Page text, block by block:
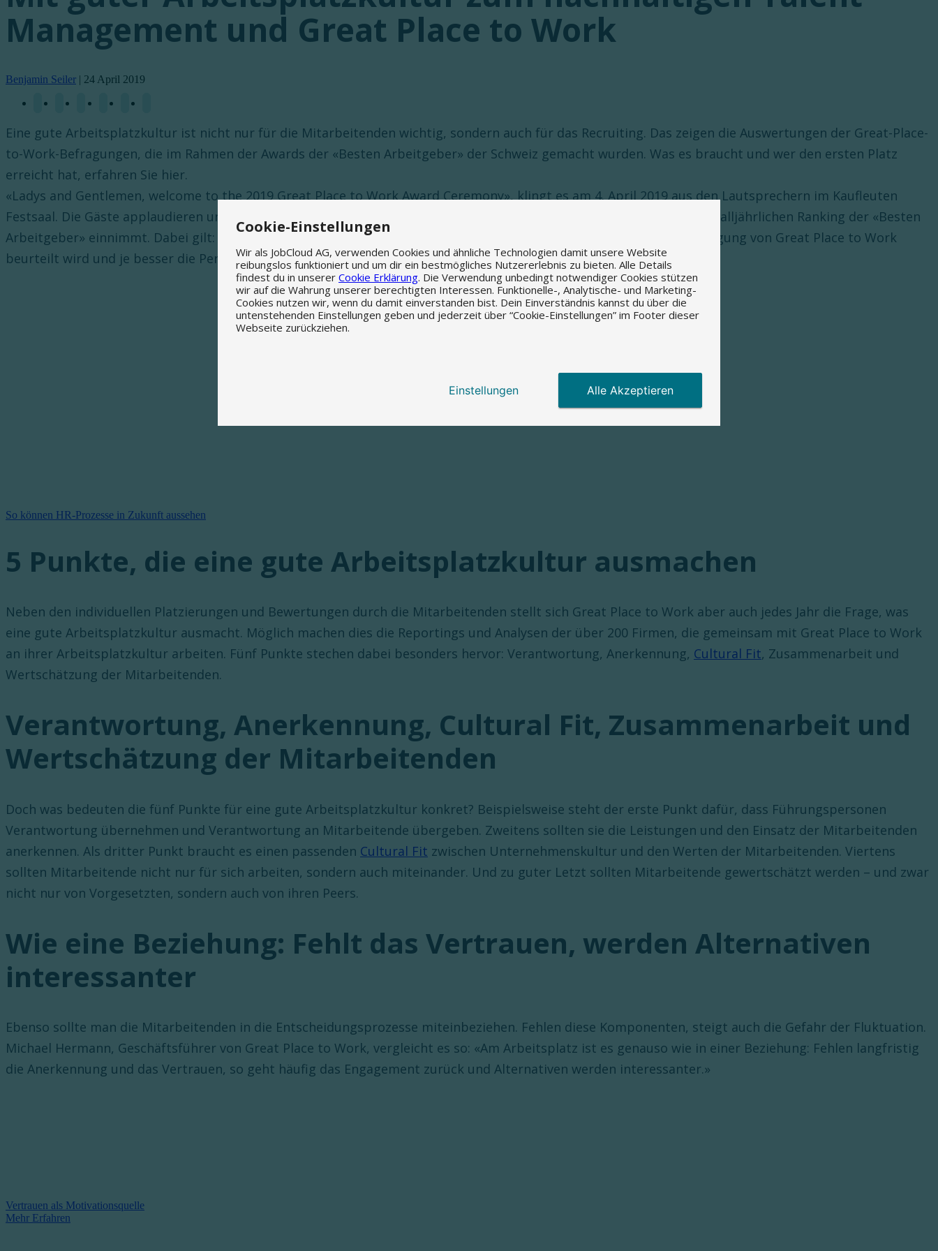
Management und Great Place to Work
Benjamin Seiler | 24 April 2019
Eine gute Arbeitsplatzkultur ist nicht nur für die Mitarbeitenden wichtig, sondern auch für das Recruiting. Das zeigen die Auswertungen der Great-Place-
to-Work-Befragungen, die im Rahmen der Awards der «Besten Arbeitgeber» der Schweiz gemacht wurden. Was es braucht und wer den ersten Platz
erreicht hat, erfahren Sie hier.
«Ladys and Gentlemen, welcome to the 2019 Great Place to Work Award Ceremony», klingt es am 4. April 2019 aus den Lautsprechern im Kaufleuten
Festsaal. Die Gäste applaudieren und warten gespannt, welches der nominierten Unternehmen den ersten Platz beim alljährlichen Ranking der «Besten
Arbeitgeber» einnimmt. Dabei gilt: Je besser die Arbeitsplatzkultur durch die Mitarbeitenden bei der anonymen Befragung von Great Place to Work
beurteilt wird und je besser die Personalprozesse sind, desto besser die Platzierung.
So können HR-Prozesse in Zukunft aussehen
5 Punkte, die eine gute Arbeitsplatzkultur ausmachen
Neben den individuellen Platzierungen und Bewertungen durch die Mitarbeitenden stellt sich Great Place to Work aber auch jedes Jahr die Frage, was
eine gute Arbeitsplatzkultur ausmacht. Möglich machen dies die Reportings und Analysen der über 200 Firmen, die gemeinsam mit Great Place to Work
an ihrer Arbeitsplatzkultur arbeiten. Fünf Punkte stechen dabei besonders hervor: Verantwortung, Anerkennung, Cultural Fit, Zusammenarbeit und
Wertschätzung der Mitarbeitenden.
Verantwortung, Anerkennung, Cultural Fit, Zusammenarbeit und
Wertschätzung der Mitarbeitenden
Doch was bedeuten die fünf Punkte für eine gute Arbeitsplatzkultur konkret? Beispielsweise steht der erste Punkt dafür, dass Führungspersonen
Verantwortung übernehmen und Verantwortung an Mitarbeitende übergeben. Zweitens sollten sie die Leistungen und den Einsatz der Mitarbeitenden
anerkennen. Als dritter Punkt braucht es einen passenden Cultural Fit zwischen Unternehmenskultur und den Werten der Mitarbeitenden. Viertens
sollten Mitarbeitende nicht nur für sich arbeiten, sondern auch miteinander. Und zu guter Letzt sollten Mitarbeitende gewertschätzt werden – und zwar
nicht nur von Vorgesetzten, sondern auch von ihren Peers.
Wie eine Beziehung: Fehlt das Vertrauen, werden Alternativen
interessanter
Ebenso sollte man die Mitarbeitenden in die Entscheidungsprozesse miteinbeziehen. Fehlen diese Komponenten, steigt auch die Gefahr der Fluktuation.
Michael Hermann, Geschäftsführer von Great Place to Work, vergleicht es so: «Am Arbeitsplatz ist es genauso wie in einer Beziehung: Fehlen langfristig
die Anerkennung und das Vertrauen, so geht häufig das Engagement zurück und Alternativen werden interessanter.»
Vertrauen als Motivationsquelle
Mehr Erfahren
Cookie-Einstellungen
Wir als JobCloud AG, verwenden Cookies und ähnliche Technologien damit unsere Website
reibungslos funktioniert und um dir ein bestmögliches Nutzererlebnis zu bieten. Alle Details
findest du in unserer Cookie Erklärung. Die Verwendung unbedingt notwendiger Cookies stützen
wir auf die Wahrung unserer berechtigten Interessen. Funktionelle-, Analytische- und Marketing-
Cookies nutzen wir, wenn du damit einverstanden bist. Dein Einverständnis kannst du über die
untenstehenden Einstellungen geben und jederzeit über “Cookie-Einstellungen” im Footer dieser
Webseite zurückziehen.
Einstellungen Alle Akzeptieren